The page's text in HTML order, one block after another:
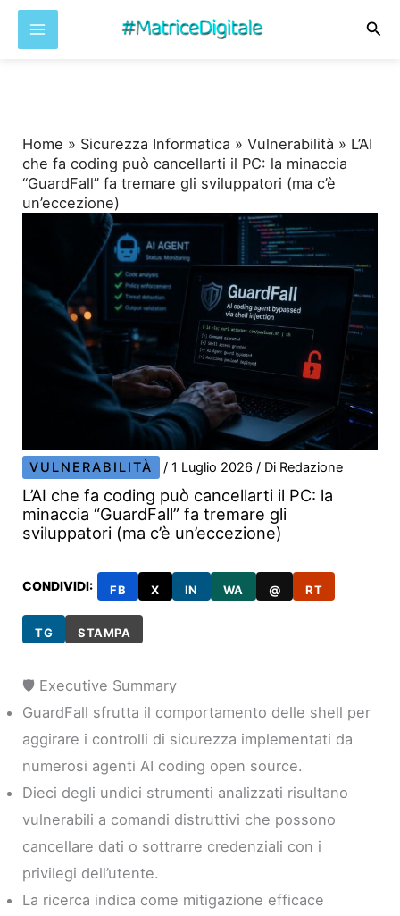
Home » Sicurezza Informatica »Vulnerabilità » L’AI
che fa coding può cancellarti il PC: la minaccia
“GuardFall” fa tremare gli sviluppatori (ma c’è
un’eccezione)
VULNERABILITÀ /1 Luglio 2026/ Di Redazione
L’AI che fa coding può cancellarti il PC: la
minaccia “GuardFall” fa tremare gli
sviluppatori (ma c’è un’eccezione)
CONDIVIDI: FB X IN WA @ RT
TG STAMPA
🛡️ Executive Summary
GuardFall sfrutta il comportamento delle shell per
aggirare i controlli di sicurezza implementati da
numerosi agenti AI coding open source.
Dieci degli undici strumenti analizzati risultano
vulnerabili a comandi distruttivi che possono
cancellare dati o sottrarre credenziali con i
privilegi dell’utente.
La ricerca indica come mitigazione efficace